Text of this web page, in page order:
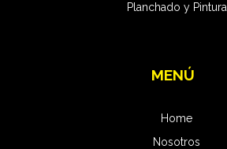
Planchado y Pintura
MENÚ
Home
Nosotros